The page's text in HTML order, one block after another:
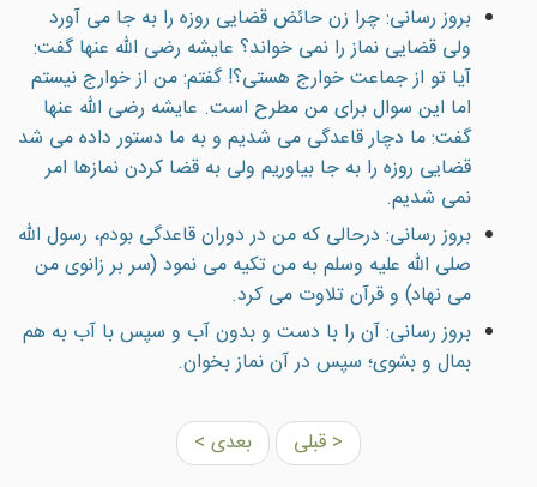
بروز رسانی: چرا زن حائض قضایی روزه را به جا می آورد
ولی قضایی نماز را نمی خواند؟ عايشه رضی الله عنها گفت:
آيا تو از جماعت خوارج هستی؟! گفتم: من از خوارج نيستم
اما این سوال برای من مطرح است. عايشه رضی الله عنها
گفت: ما دچار قاعدگی می شديم و به ما دستور داده می شد
قضایی روزه را به جا بياوريم ولی به قضا کردن نمازها امر
نمی شدیم.
بروز رسانی: درحالی كه من در دوران قاعدگی بودم، رسول الله
صلى الله عليه وسلم به من تكيه می نمود (سر بر زانوی من
می نهاد) و قرآن تلاوت می كرد.
بروز رسانی: آن را با دست و بدون آب و سپس با آب به هم
بمال و بشوی؛ سپس در آن نماز بخوان.
< قبلی بعدی >